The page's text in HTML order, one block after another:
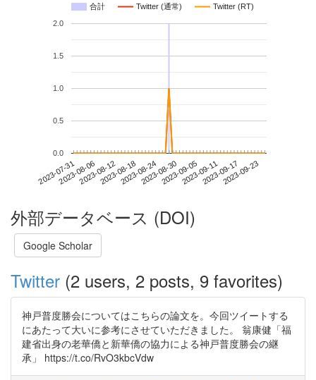
合計 Twitter (通常) Twitter (RT)
2023-07-312023-08-062023-08-122023-08-182023-08-242023-08-302023-09-052023-09-112023-09-172023-09-23
0.0
0.5
1.0
1.5
2.0
外部データベース (DOI)
Google Scholar
Twitter (2 users, 2 posts, 9 favorites)
神戸普度勝会についてはこちらの論文を。今回ツイートする
にあたって大いに参考にさせていただきました。 翁康健「福
建省出身の老華僑と新華僑の協力による神戸普度勝会の継
承」 https://t.co/RvO3kbcVdw